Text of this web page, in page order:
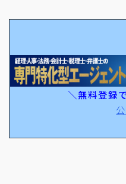
＼無料登録